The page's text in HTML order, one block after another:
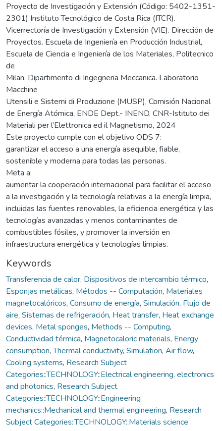
Proyecto de Investigación y Extensión (Código: 5402-1351-
2301) Instituto Tecnológico de Costa Rica (ITCR).
Vicerrectoría de Investigación y Extensión (VIE). Dirección de
Proyectos. Escuela de Ingeniería en Producción Industrial,
Escuela de Ciencia e Ingeniería de los Materiales, Politecnico
de
Milan. Dipartimento di Ingegneria Meccanica. Laboratorio
Macchine
Utensili e Sistemi di Produzione (MUSP), Comisión Nacional
de Energía Atómica, ENDE Dept.- INEND, CNR-Istituto dei
Materiali per l’Elettronica ed il Magnetismo, 2024
Este proyecto cumple con el objetivo ODS 7:
garantizar el acceso a una energía asequible, fiable,
sostenible y moderna para todas las personas.
Meta a:
aumentar la cooperación internacional para facilitar el acceso
a la investigación y la tecnología relativas a la energía limpia,
incluidas las fuentes renovables, la eficiencia energética y las
tecnologías avanzadas y menos contaminantes de
combustibles fósiles, y promover la inversión en
infraestructura energética y tecnologías limpias.
Keywords
Transferencia de calor, Dispositivos de intercambio térmico,
Esponjas metálicas, Métodos -- Computación, Materiales
magnetocalóricos, Consumo de energía, Simulación, Flujo de
aire, Sistemas de refrigeración, Heat transfer, Heat exchange
devices, Metal sponges, Methods -- Computing,
Conductividad térmica, Magnetocaloric materials, Energy
consumption,Thermal conductivity, Simulation, Air flow,
Cooling systems, Research Subject
Categories::TECHNOLOGY::Electrical engineering, electronics
and photonics, Research Subject
Categories::TECHNOLOGY::Engineering
mechanics::Mechanical and thermal engineering, Research
Subject Categories::TECHNOLOGY::Materials science